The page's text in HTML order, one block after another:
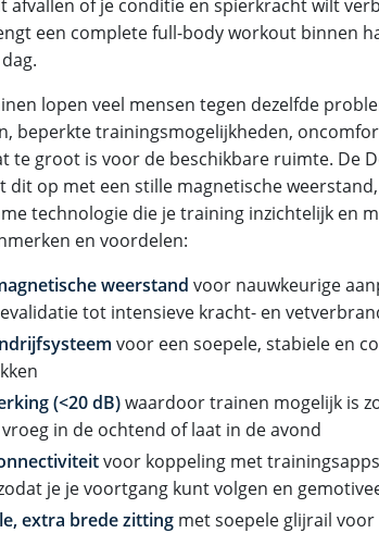
afvallen of je conditie en spierkracht wilt
een complete full-body workout binnen
lopen veel mensen tegen dezelfde
beperkte trainingsmogelijkheden,
te groot is voor de beschikbare ruimte. De
dit op met een stille magnetische
technologie die je training inzichtelijk en
en voordelen:
weerstand voor nauwkeurige
tot intensieve kracht- en
voor een soepele, stabiele en
(<20 dB)waardoor trainen mogelijk is
in de ochtend of laat in de avond
voor koppeling met
je je voortgang kunt volgen en
extra brede zitting met soepele glijrail